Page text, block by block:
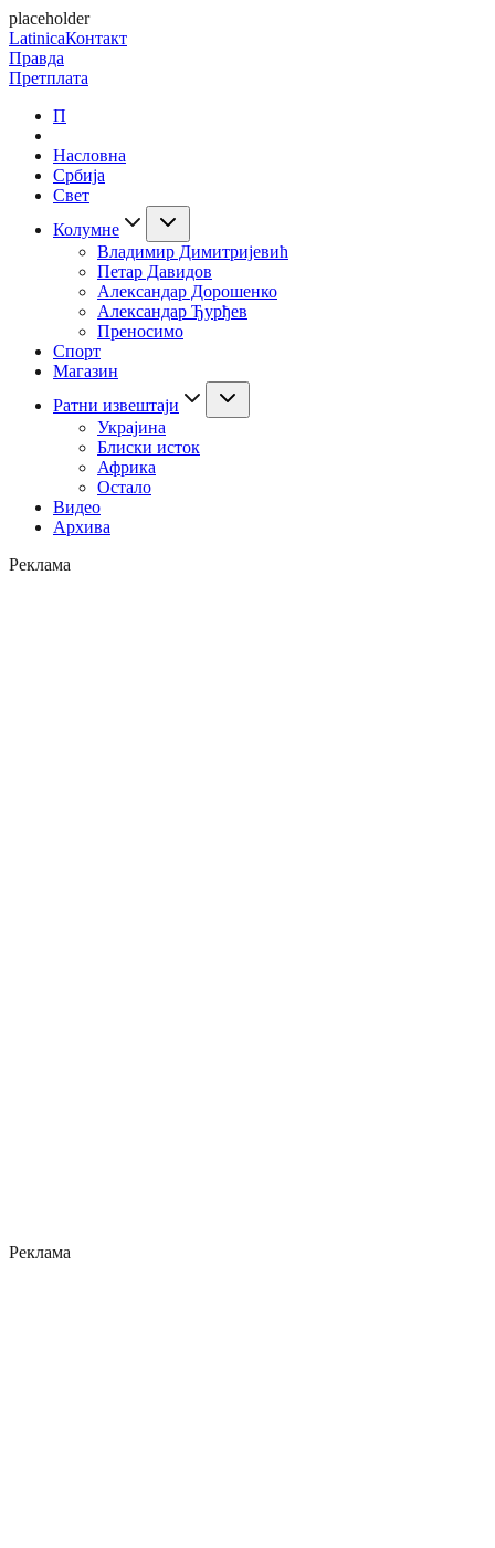
placeholder
LatinicaКонтакт
Правда
Претплата
П
Насловна
Србија
Свет
Колумне
Владимир Димитријевић
Петар Давидов
Александар Дорошенко
Александар Ђурђев
Преносимо
Спорт
Магазин
Ратни извештаји
Украјина
Блиски исток
Африка
Остало
Видео
Архива
Реклама
Реклама